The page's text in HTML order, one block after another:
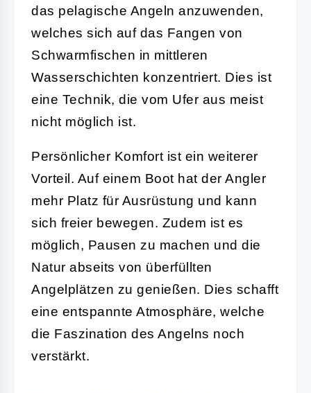
das pelagische Angeln anzuwenden,
welches sich auf das Fangen von
Schwarmfischen in mittleren
Wasserschichten konzentriert. Dies ist
eine Technik, die vom Ufer aus meist
nicht möglich ist.
Persönlicher Komfort ist ein weiterer
Vorteil. Auf einem Boot hat der Angler
mehr Platz für Ausrüstung und kann
sich freier bewegen. Zudem ist es
möglich, Pausen zu machen und die
Natur abseits von überfüllten
Angelplätzen zu genießen. Dies schafft
eine entspannte Atmosphäre, welche
die Faszination des Angelns noch
verstärkt.